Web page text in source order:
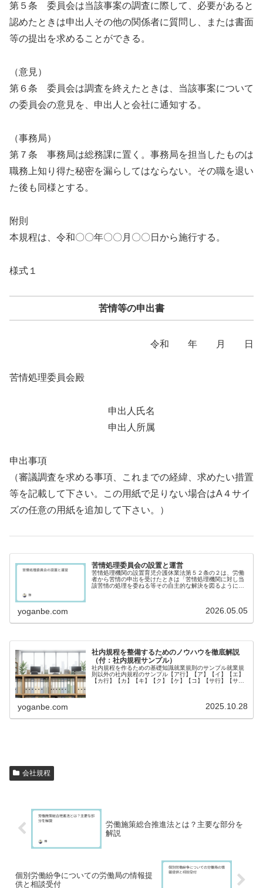
第５条 委員会は当該事案の調査に際して、必要があると
認めたときは申出人その他の関係者に質問し、または書面
等の提出を求めることができる。
（意見）
第６条 委員会は調査を終えたときは、当該事案について
の委員会の意見を、申出人と会社に通知する。
（事務局）
第７条 事務局は総務課に置く。事務局を担当したものは
職務上知り得た秘密を漏らしてはならない。その職を退い
た後も同様とする。
附則
本規程は、令和〇〇年〇〇月〇〇日から施行する。
様式１
苦情等の申出書
令和 年 月 日
苦情処理委員会殿
申出人氏名
申出人所属
申出事項
（審議調査を求める事項、これまでの経緯、求めたい措置
等を記載して下さい。この用紙で足りない場合はA４サイ
ズの任意の用紙を追加して下さい。）
苦情処理委員会の設置と運営
苦情処理機関の設置育児介護休業法第５２条の２は、労働
者から苦情の申出を受けたときは「苦情処理機関に対し当
該苦情の処理を委ねる等その自主的な解決を図るように努
yoganbe.com 2026.05.05
社内規程を整備するためのノウハウを徹底解説
（付：社内規程サンプル）
社内規程を作るための基礎知識就業規則のサンプル就業規
則以外の社内規程のサンプル【ア行】【ア】【イ】【エ】
【カ行】【カ】【キ】【ク】【ケ】【コ】【サ行】【サ】
yoganbe.com 2025.10.28
会社規程
労働施策総合推進法とは？主要な部分を
解説
個別労働紛争についての労働局の情報提
供と相談受付